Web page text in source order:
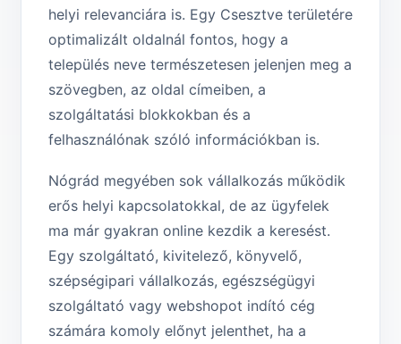
helyi relevanciára is. Egy Csesztve területére
optimalizált oldalnál fontos, hogy a
település neve természetesen jelenjen meg a
szövegben, az oldal címeiben, a
szolgáltatási blokkokban és a
felhasználónak szóló információkban is.
Nógrád megyében sok vállalkozás működik
erős helyi kapcsolatokkal, de az ügyfelek
ma már gyakran online kezdik a keresést.
Egy szolgáltató, kivitelező, könyvelő,
szépségipari vállalkozás, egészségügyi
szolgáltató vagy webshopot indító cég
számára komoly előnyt jelenthet, ha a